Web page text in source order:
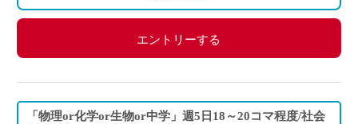
エントリーする
「物理or化学or生物or中学」週5日18～20コマ程度/社会